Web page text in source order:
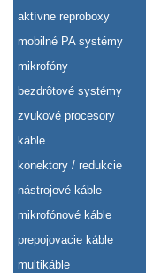
aktívne reproboxy
mobilné PA systémy
mikrofóny
bezdrôtové systémy
zvukové procesory
káble
konektory / redukcie
nástrojové káble
mikrofónové káble
prepojovacie káble
multikáble